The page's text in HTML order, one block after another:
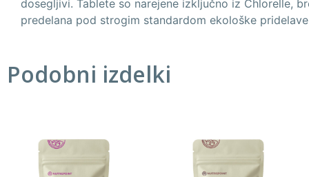
dosegljivi. Tablete so narejene izključno iz Chlorelle,
predelana pod strogim standardom ekološke
Podobni izdelki